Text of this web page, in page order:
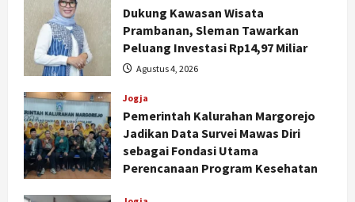
Dukung Kawasan Wisata
Prambanan, Sleman Tawarkan
Peluang Investasi Rp14,97 Miliar
Agustus 4, 2026
Jogja
Pemerintah Kalurahan Margorejo
Jadikan Data Survei Mawas Diri
sebagai Fondasi Utama
Perencanaan Program Kesehatan